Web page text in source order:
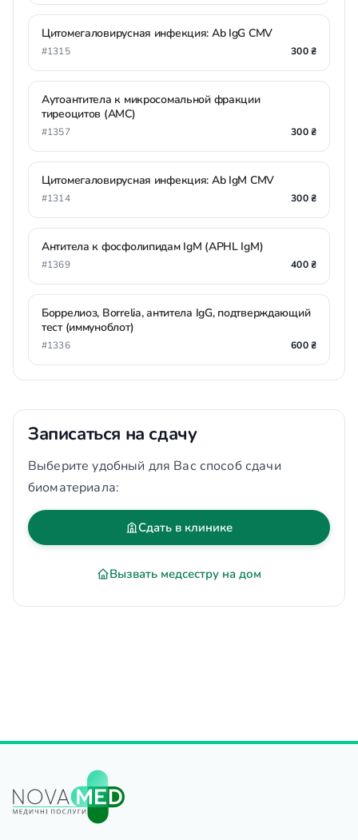
Цитомегаловирусная инфекция: Ab IgG CMV
#1315 300 ₴
Аутоантитела к микросомальной фракции
тиреоцитов (АМС)
#1357 300 ₴
Цитомегаловирусная инфекция: Ab IgM CMV
#1314 300 ₴
Антитела к фосфолипидам IgМ (APHL IgМ)
#1369 400 ₴
Боррелиоз, Borrelia, антитела IgG, подтверждающий
тест (иммуноблот)
#1336 600 ₴
Записаться на сдачу
Выберите удобный для Вас способ сдачи
биоматериала:
Сдать в клинике
Вызвать медсестру на дом